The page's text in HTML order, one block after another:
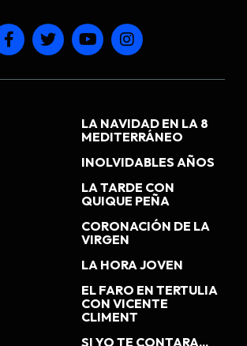
LA NAVIDAD EN LA 8
MEDITERRÁNEO
INOLVIDABLES AÑOS
LA TARDE CON
QUIQUE PEÑA
CORONACIÓN DE LA
VIRGEN
LA HORA JOVEN
EL FARO EN TERTULIA
CON VICENTE
CLIMENT
SI YO TE CONTARA...